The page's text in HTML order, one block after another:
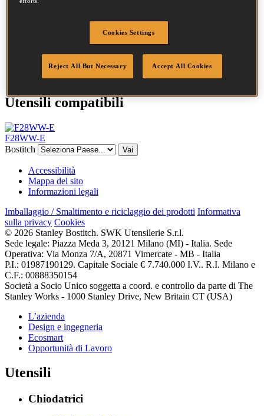
Quantità per scatola 2000
DoP
DOP-EU_28_NRB
Utensili compatibili
F28WW-E
Bostitch
Vai
Accessibilità
Mappa del sito
Informazioni legali
Imballaggio / Smaltimento e riciclaggio dei prodotti Informativa
sulla privacy Cookies
© 2026 Stanley Bostitch. SWK Utensilerie S.r.l.
Sede legale: Piazza Meda 3, 20121 Milano (MI) - Italia. Sede
Operativa: Via Monza 7/A, 20871 Vimercate - MB - Italia
P.I.: 01987190129. Capitale Sociale € 7.740.000 I.V.. R.I. Milano e
C.F.: 00888350154
Società a Socio Unico soggetta a coord. e controllo da parte di The
Stanley Works - 1000 Stanley Drive, New Britain CT (USA)
L’azienda
Design e ingegneria
Ecosmart
Opportunità di Lavoro
Utensili
Chiodatrici
Cookies Settings
Reject All But Necessary Accept All Cookies